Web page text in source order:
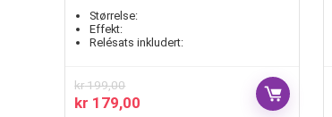
Størrelse:
Effekt:
Relésats inkludert:
kr199,00
kr 179,00